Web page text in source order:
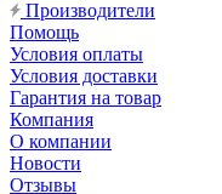
Производители
Помощь
Условия оплаты
Условия доставки
Гарантия на товар
Компания
О компании
Новости
Отзывы